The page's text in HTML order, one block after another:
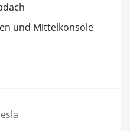
und Mittelkonsole